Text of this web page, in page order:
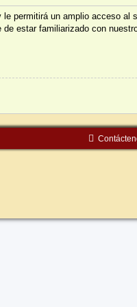
permitirá un amplio acceso
estar familiarizado con